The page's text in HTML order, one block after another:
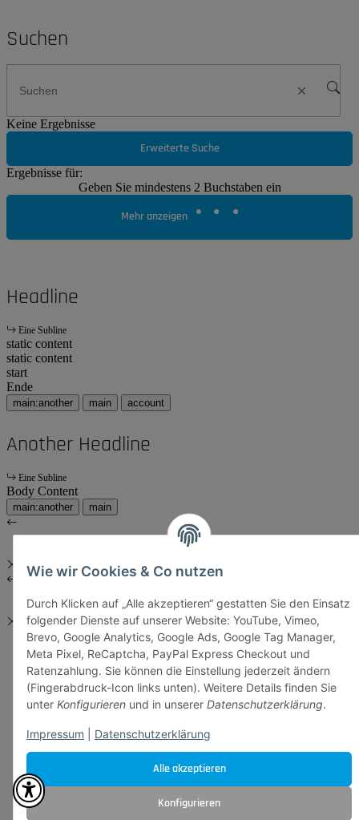
Alle akzeptieren
Konfigurieren
Wie wir Cookies & Co nutzen
Durch Klicken auf „Alle akzeptieren“ gestatten Sie den Einsatz
folgender Dienste auf unserer Website: YouTube, Vimeo,
Brevo, Google Analytics, Google Ads, Google Tag Manager,
Meta Pixel, ReCaptcha, PayPal Express Checkout und
Ratenzahlung. Sie können die Einstellung jederzeit ändern
(Fingerabdruck-Icon links unten). Weitere Details finden Sie
unter Konfigurieren und in unserer Datenschutzerklärung.
Impressum Datenschutzerklärung
Suchen
Keine Ergebnisse
Erweiterte Suche
Ergebnisse für:
Geben Sie mindestens 2 Buchstaben ein
Mehr anzeigen
Headline
Eine Subline
static content
static content
start
Ende
main:another main account
Another Headline
Eine Subline
Body Content
main:another main